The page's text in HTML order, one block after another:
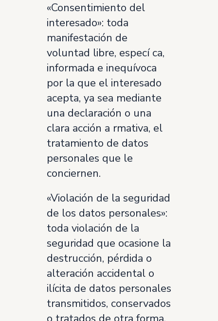
«Consentimiento del
interesado»: toda
manifestación de
voluntad libre, especí ca,
informada e inequívoca
por la que el interesado
acepta, ya sea mediante
una declaración o una
clara acción a rmativa, el
tratamiento de datos
personales que le
conciernen.
«Violación de la seguridad
de los datos personales»:
toda violación de la
seguridad que ocasione la
destrucción, pérdida o
alteración accidental o
ilícita de datos personales
transmitidos, conservados